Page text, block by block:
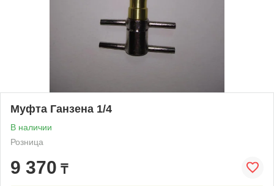
Муфта Ганзена 1/4
В наличии
Розница
9 370 ₸